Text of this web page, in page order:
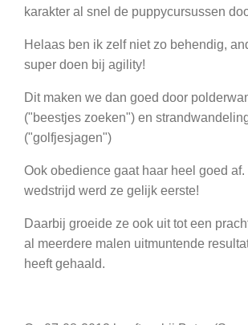
karakter al snel de puppycursussen
Helaas ben ik zelf niet zo behendig,
super doen bij agility!
Dit maken we dan goed door
("beestjes zoeken") en
("golfjesjagen")
Ook obedience gaat haar heel goed af.
wedstrijd werd ze gelijk eerste!
Daarbij groeide ze ook uit tot een
al meerdere malen uitmuntende
heeft gehaald.